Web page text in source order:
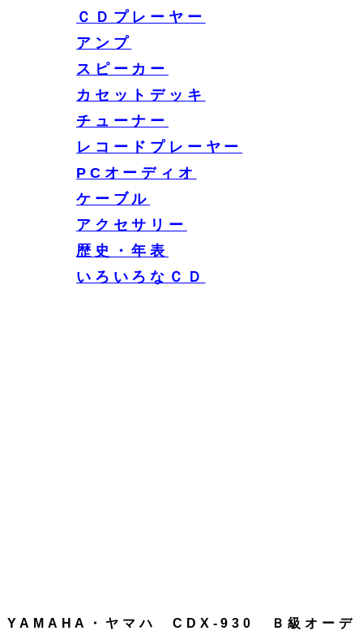
ＣＤプレーヤー
アンプ
スピーカー
カセットデッキ
チューナー
レコードプレーヤー
PCオーディオ
ケーブル
アクセサリー
歴史・年表
いろいろなＣＤ
YAMAHA・ヤマハ CDX-930 Ｂ級オーデ